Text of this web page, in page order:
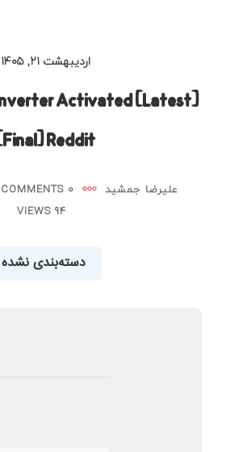
اردیبهشت ۲۱, ۱۴۰۵
Activated [Latest]
Reddit
علیرضا جمشید 0 COMMENTS
94 VIEWS
دسته‌بندی نشده